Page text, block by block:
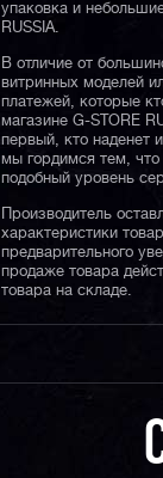
упаковка и
RUSSIA.
В отличие от
витринных моделей
платежей, которые
магазине G-STORE
первый, кто наденет
мы гордимся тем,
подобный уровень
Производитель
характеристики
предварительного
продаже товара
товара на складе.